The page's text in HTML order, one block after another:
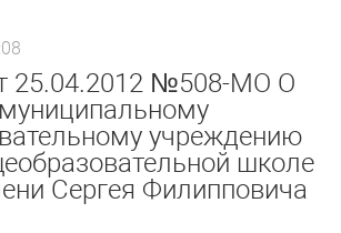
25.04.2012 №508-МО О
учреждению
школе
Сергея Филипповича